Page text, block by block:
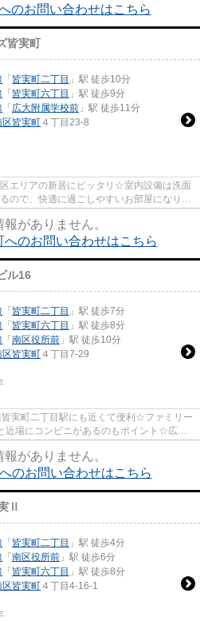
のお問い合わせはこちら
皆実町
「 皆実町二丁目 」駅 徒歩10分
「 皆実町六丁目 」駅 徒歩9分
「 広大附属学校前 」駅 徒歩11分
区皆実町 ４丁目23-8
エリアの新居にピッタリ☆室内設備は洗面
ので、快適に過ごしやすいお部屋になりま
がありません。
のお問い合わせはこちら
ル16
「 皆実町二丁目 」駅 徒歩7分
「 皆実町六丁目 」駅 徒歩8分
「 南区役所前 」駅 徒歩10分
区皆実町 ４丁目7-29
実町二丁目駅にも近くて便利☆ファミリー
近場にコンビニがあるのもポイント☆広島
がありません。
のお問い合わせはこちら
Ⅱ
「 皆実町二丁目 」駅 徒歩4分
「 南区役所前 」駅 徒歩6分
「 皆実町六丁目 」駅 徒歩8分
区皆実町 ４丁目4-16-1